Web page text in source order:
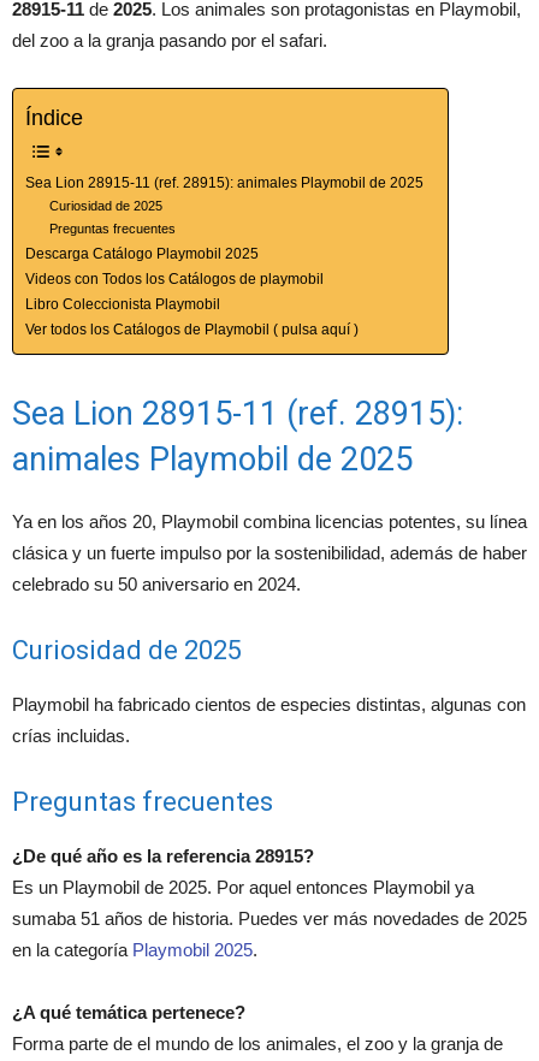
28915-11 de 2025. Los animales son protagonistas en Playmobil,
del zoo a la granja pasando por el safari.
Índice
Sea Lion 28915-11 (ref. 28915): animales Playmobil de 2025
Curiosidad de 2025
Preguntas frecuentes
Descarga Catálogo Playmobil 2025
Videos con Todos los Catálogos de playmobil
Libro Coleccionista Playmobil
Ver todos los Catálogos de Playmobil ( pulsa aquí )
Sea Lion 28915-11 (ref. 28915):
animales Playmobil de 2025
Ya en los años 20, Playmobil combina licencias potentes, su línea
clásica y un fuerte impulso por la sostenibilidad, además de haber
celebrado su 50 aniversario en 2024.
Curiosidad de 2025
Playmobil ha fabricado cientos de especies distintas, algunas con
crías incluidas.
Preguntas frecuentes
¿De qué año es la referencia 28915?
Es un Playmobil de 2025. Por aquel entonces Playmobil ya
sumaba 51 años de historia. Puedes ver más novedades de 2025
en la categoría Playmobil 2025.
¿A qué temática pertenece?
Forma parte de el mundo de los animales, el zoo y la granja de